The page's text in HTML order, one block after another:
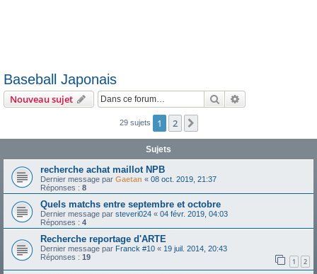
Baseball Japonais
Nouveau sujet Rechercher
29 sujets 1 2
Sujets
recherche achat maillot NPB
Dernier message par Gaetan « 08 oct. 2019, 21:37
Réponses : 8
Quels matchs entre septembre et octobre
Dernier message par steveri024 « 04 févr. 2019, 04:03
Réponses : 4
Recherche reportage d'ARTE
Dernier message par Franck #10 « 19 juil. 2014, 20:43
Réponses : 19 1 2